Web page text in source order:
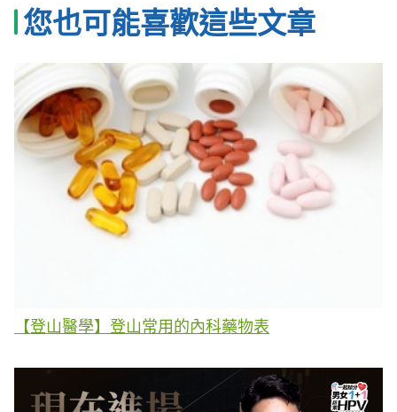
您也可能喜歡這些文章
【登山醫學】登山常用的內科藥物表